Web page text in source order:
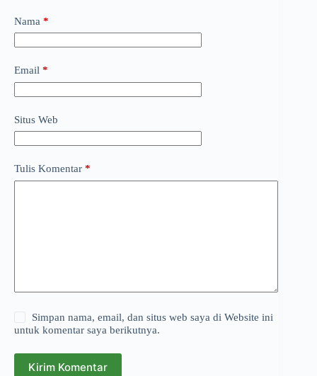
Nama *
Email *
Situs Web
Tulis Komentar *
Simpan nama, email, dan situs web saya di Website ini
untuk komentar saya berikutnya.
Kirim Komentar